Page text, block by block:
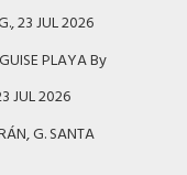
23 JUL 2026
PLAYA By
JUL 2026
G. SANTA